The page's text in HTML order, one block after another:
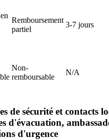
Remboursement
partiel
3-7 jours
Non-
remboursable
N/A
de sécurité et contacts
d'évacuation,
d'urgence